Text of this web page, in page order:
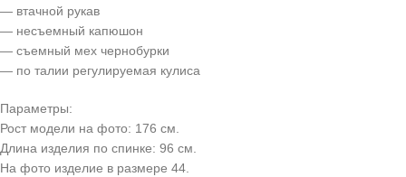
— втачной рукав
— несъемный капюшон
— съемный мех чернобурки
— по талии регулируемая кулиса
Параметры:
Рост модели на фото: 176 см.
Длина изделия по спинке: 96 см.
На фото изделие в размере 44.